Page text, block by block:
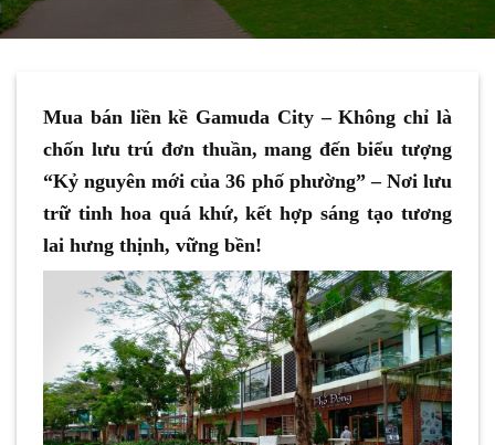
Mua bán liền kề Gamuda City – Không chỉ là
chốn lưu trú đơn thuần, mang đến biểu tượng
“Kỷ nguyên mới của 36 phố phường” – Nơi lưu
trữ tinh hoa quá khứ, kết hợp sáng tạo tương
lai hưng thịnh, vững bền!